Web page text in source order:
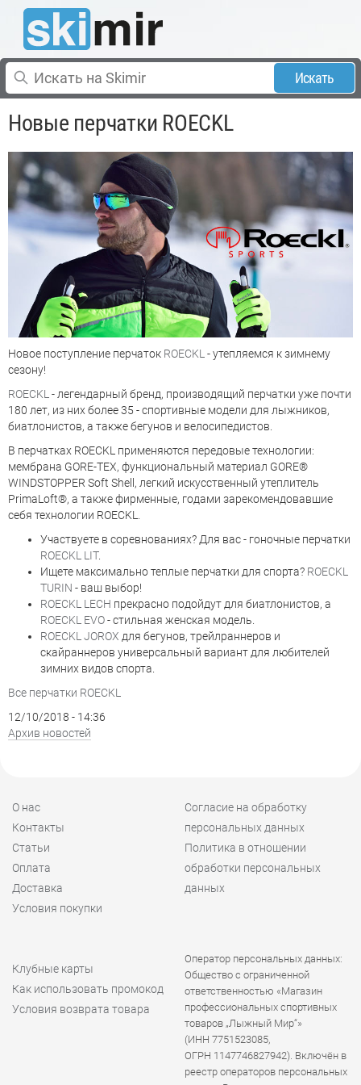
Искать
Новые перчатки ROECKL
Новое поступление перчаток ROECKL - утепляемся к зимнему
сезону!
ROECKL - легендарный бренд, производящий перчатки уже почти
180 лет, из них более 35 - спортивные модели для лыжников,
биатлонистов, а также бегунов и велосипедистов.
В перчатках ROECKL применяются передовые технологии:
мембрана GORE-TEX, функциональный материал GORE®
WINDSTOPPER Soft Shell, легкий искусственный утеплитель
PrimaLoft®, а также фирменные, годами зарекомендовавшие
себя технологии ROECKL.
Участвуете в соревнованиях? Для вас - гоночные перчатки
ROECKL LIT.
Ищете максимально теплые перчатки для спорта? ROECKL
TURIN - ваш выбор!
ROECKL LECH прекрасно подойдут для биатлонистов, а
ROECKL EVO- стильная женская модель.
ROECKL JOROX для бегунов, трейлраннеров и
скайраннеров универсальный вариант для любителей
зимних видов спорта.
Все перчатки ROECKL
12/10/2018 - 14:36
Архив новостей
О нас
Контакты
Статьи
Оплата
Доставка
Условия покупки
Согласие на обработку
персональных данных
Политика в отношении
обработки персональных
данных
Клубные карты
Как использовать промокод
Условия возврата товара
Оператор персональных данных:
Общество с ограниченной
ответственностью «Магазин
профессиональных спортивных
товаров „Лыжный Мир“»
(ИНН 7751523085,
ОГРН 1147746827942). Включён в
реестр операторов персональных